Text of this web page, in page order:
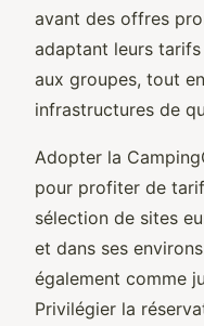
avant des offres
adaptant leurs
aux groupes, tout
infrastructures de
Adopter la
pour profiter de
sélection de sites
et dans ses
également comme
Privilégier la